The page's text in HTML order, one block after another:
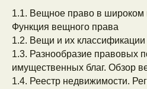
1.1. Вещное право в широком
Функция вещного права
1.2. Вещи и их классификации
1.3. Разнообразие правовых
имущественных благ. Обзор
1.4. Реестр недвижимости.